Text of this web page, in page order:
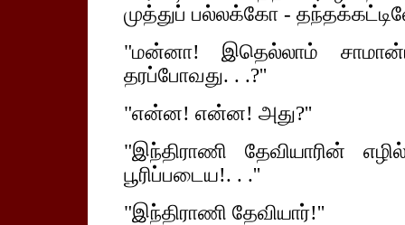
முத்துப் பல்லக்கோ -
"மன்னா! இதெல்லாம்
தரப்போவது. . .?''
"என்ன! என்ன! அது?''
"இந்திராணி தேவியாரின்
பூரிப்படைய!. . .''
"இந்திராணி தேவியார்!''